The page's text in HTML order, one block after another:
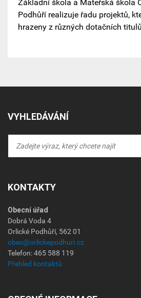
Základní škola a Mateřská škola
Podhůří realizuje řadu projektů,
hrazeny z různých dotačních
VYHLEDÁVÁNÍ
KONTAKTY
Obecní úřad
Dobrá Voda 4
Orlické Podhůří, 562 01
obec@orlickepodhuri.cz
Telefon: 465 588 119
Přehled kontaktů